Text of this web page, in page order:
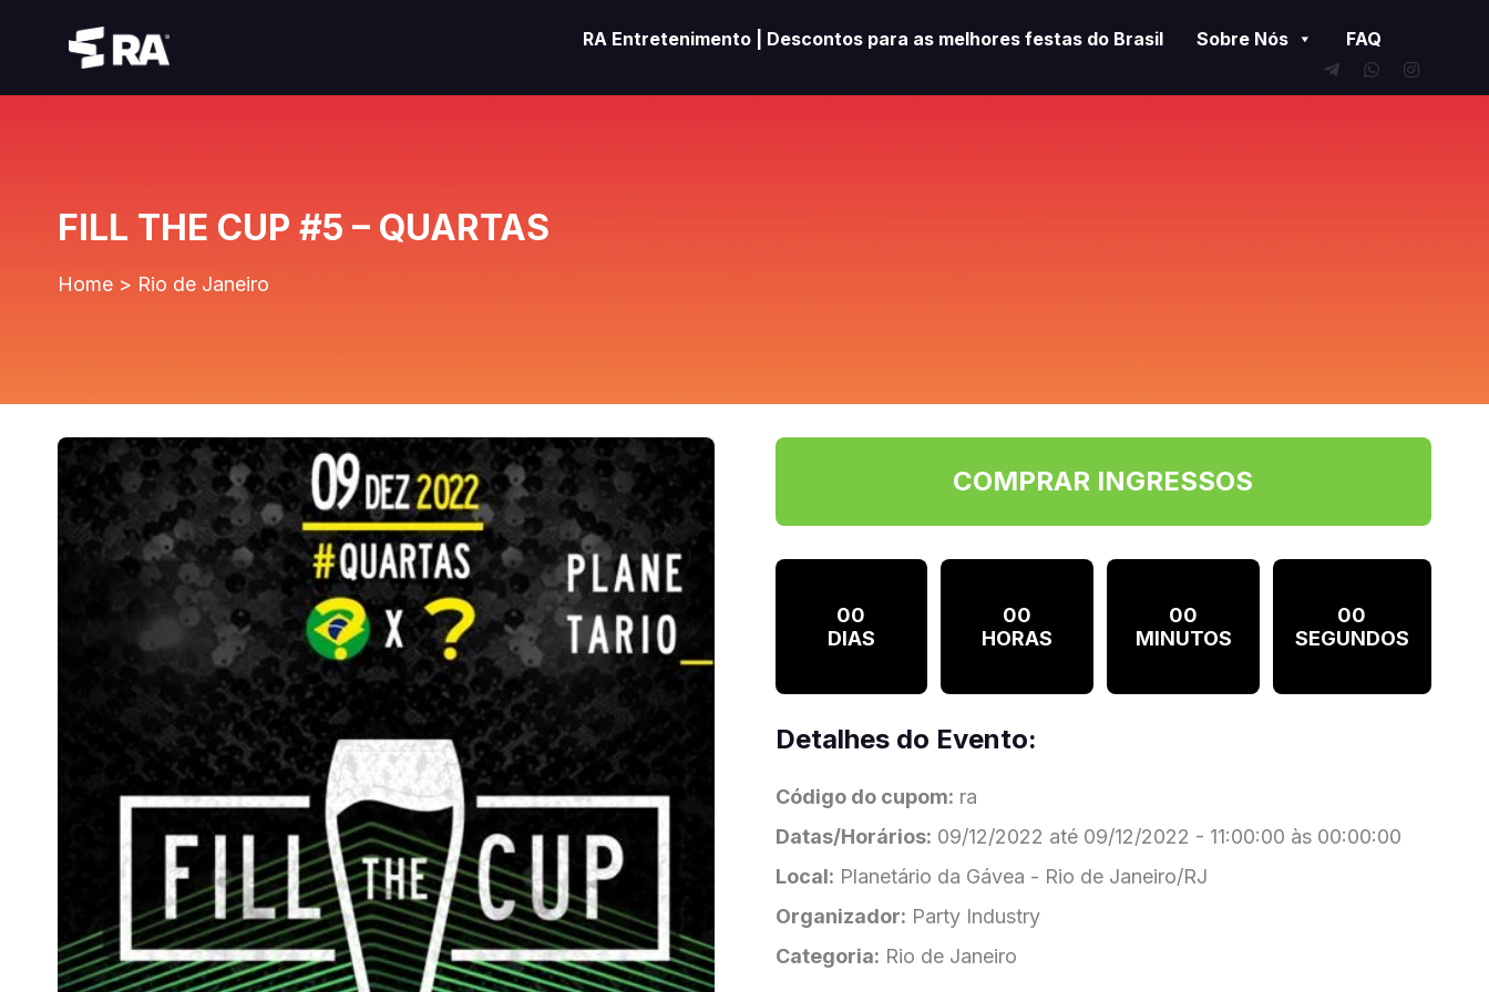
RA Entretenimento | Descontos para as melhores festas do Brasil Sobre Nós FAQ
FILL THE CUP #5 – QUARTAS
Home > Rio de Janeiro
COMPRAR INGRESSOS
00
DIAS
00
HORAS
00
MINUTOS
00
SEGUNDOS
Detalhes do Evento:
Código do cupom: ra
Datas/Horários: 09/12/2022 até 09/12/2022 - 11:00:00 às 00:00:00
Local: Planetário da Gávea - Rio de Janeiro/RJ
Organizador: Party Industry
Categoria: Rio de Janeiro